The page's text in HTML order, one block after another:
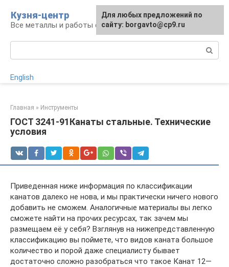
контенту
Кузня-центр
Все металлы и работы с ними
English
Главная » Инструменты
ГОСТ 3241-91Канаты стальные. Технические
условия
Приведенная ниже информация по классификации
канатов далеко не нова, и мы практически ничего нового
добавить не сможем. Аналогичные материалы вы легко
сможете найти на прочих ресурсах, так зачем мы
размещаем её у себя? Взглянув на нижепредставленную
классификацию вы поймете, что видов каната большое
количество и порой даже специалисту бывает
достаточно сложно разобраться что такое Канат 12—
Для любых предложений по
сайту: borgavto@cp9.ru